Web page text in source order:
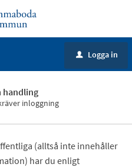
u Logga in
handling
inloggning
(alltså inte innehåller
har du enligt